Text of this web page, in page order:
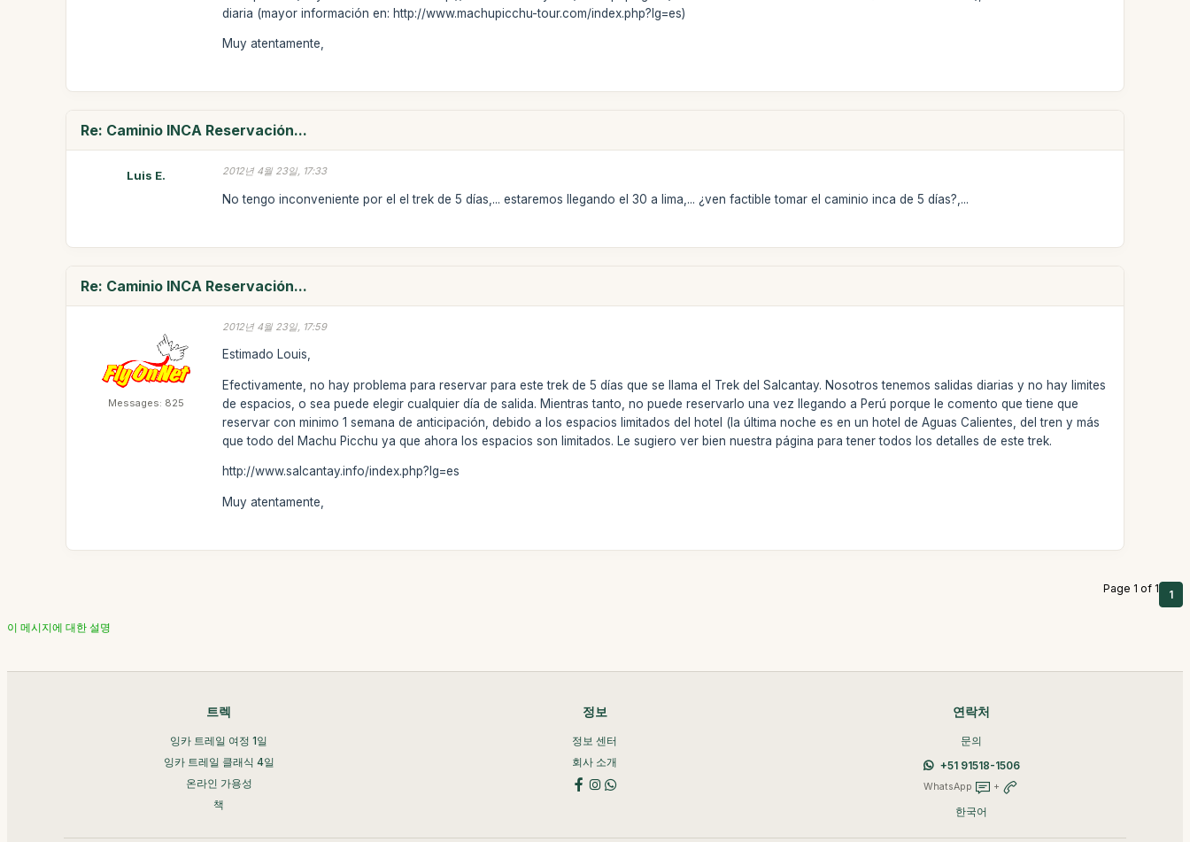
diaria (mayor información en: http://www.machupicchu-tour.com/index.php?lg=es)
Muy atentamente,
Re: Caminio INCA Reservación...
Luis E. 2012년 4월 23일, 17:33
No tengo inconveniente por el el trek de 5 días,... estaremos llegando el 30 a lima,... ¿ven factible tomar el caminio inca de 5 días?,...
Re: Caminio INCA Reservación...
Messages: 825
2012년 4월 23일, 17:59
Estimado Louis,
Efectivamente, no hay problema para reservar para este trek de 5 días que se llama el Trek del Salcantay. Nosotros tenemos salidas diarias y no hay limites
de espacios, o sea puede elegir cualquier día de salida. Mientras tanto, no puede reservarlo una vez llegando a Perú porque le comento que tiene que
reservar con minimo 1 semana de anticipación, debido a los espacios limitados del hotel (la última noche es en un hotel de Aguas Calientes, del tren y más
que todo del Machu Picchu ya que ahora los espacios son limitados. Le sugiero ver bien nuestra página para tener todos los detalles de este trek.
http://www.salcantay.info/index.php?lg=es
Muy atentamente,
Page 1 of 1 1
이 메시지에 대한 설명
트렉
잉카 트레일 여정 1일
잉카 트레일 클래식 4일
온라인 가용성
책
정보
정보 센터
회사 소개
연락처
문의
+51 91518-1506
WhatsApp +
한국어